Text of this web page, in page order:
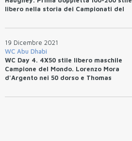
libero nella storia dei Campionati del
19 Dicembre 2021
WC Abu Dhabi
WC Day 4. 4X50 stile libero maschile
Campione del Mondo. Lorenzo Mora
d'Argento nei 50 dorso e Thomas